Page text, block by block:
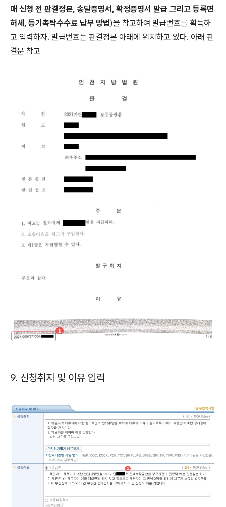
매 신청 전 판결정본, 송달증명서, 확정증명서 발급 그리고 등록면
허세, 등기촉탁수수료 납부 방법)을 참고하여 발급번호를 획득하
고 입력하자. 발급번호는 판결정본 아래에 위치하고 있다. 아래 판
결문 참고
9. 신청취지 및 이유 입력